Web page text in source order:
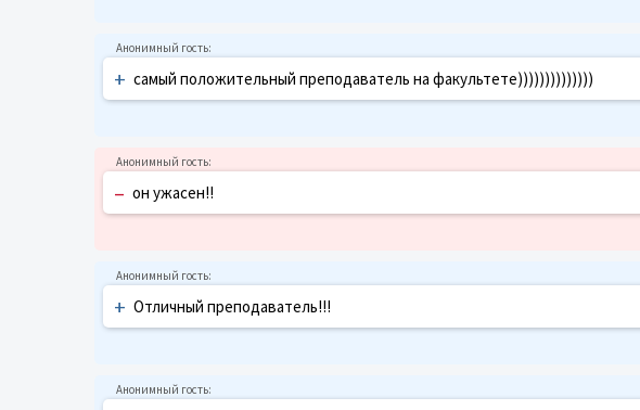
+ самый положительный преподаватель на факультете))))))))))))))
– он ужасен!!
+ Отличный преподаватель!!!